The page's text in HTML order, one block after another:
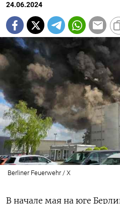
24.06.2024
Berliner Feuerwehr / X
В начале мая на юге